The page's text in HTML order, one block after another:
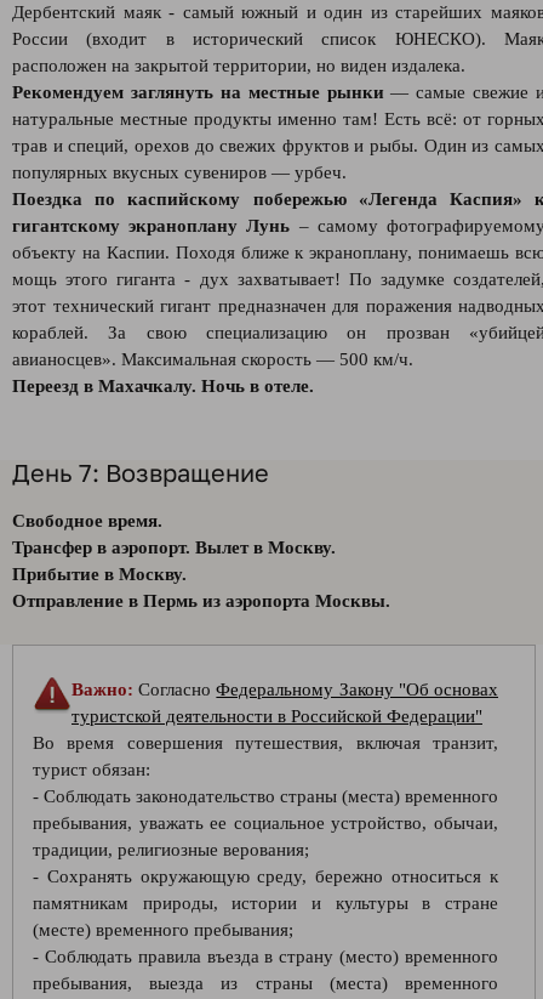
Дербентский маяк - самый южный и один из старейших
России (входит в исторический список ЮНЕСКО).
расположен на закрытой территории, но виден издалека.
Рекомендуем заглянуть на местные рынки — самые свежие
натуральные местные продукты именно там! Есть всё: от
трав и специй, орехов до свежих фруктов и рыбы. Один из
популярных вкусных сувениров — урбеч.
Поездка по каспийскому побережью «Легенда Каспия»
гигантскому экраноплану Лунь – самому
объекту на Каспии. Походя ближе к экраноплану, понимаешь
мощь этого гиганта - дух захватывает! По задумке
этот технический гигант предназначен для поражения
кораблей. За свою специализацию он прозван
авианосцев». Максимальная скорость — 500 км/ч.
Переезд в Махачкалу. Ночь в отеле.
День 7: Возвращение
Свободное время.
Трансфер в аэропорт. Вылет в Москву.
Прибытие в Москву.
Отправление в Пермь из аэропорта Москвы.
Важно:СогласноФедеральному Закону "Об основах
туристской деятельности в Российской Федерации"
Во время совершения путешествия, включая транзит,
турист обязан:
- Соблюдать законодательство страны (места) временного
пребывания, уважать ее социальное устройство, обычаи,
традиции, религиозные верования;
- Сохранять окружающую среду, бережно относиться к
памятникам природы, истории и культуры в стране
(месте) временного пребывания;
- Соблюдать правила въезда в страну (место) временного
пребывания, выезда из страны (места) временного